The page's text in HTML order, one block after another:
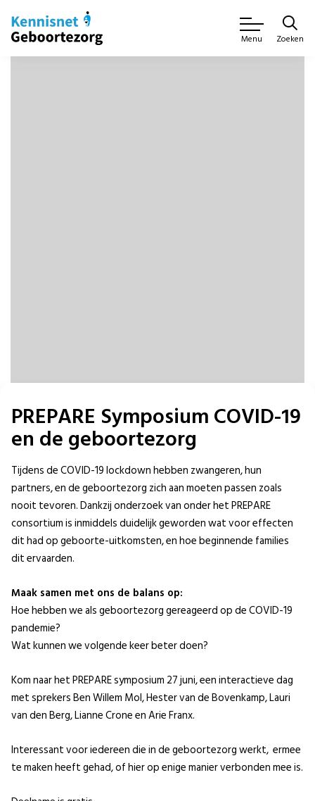
Menu Zoeken
PREPARE Symposium COVID-19
en de geboortezorg
Tijdens de COVID-19 lockdown hebben zwangeren, hun
partners, en de geboortezorg zich aan moeten passen zoals
nooit tevoren. Dankzij onderzoek van onder het PREPARE
consortium is inmiddels duidelijk geworden wat voor effecten
dit had op geboorte-uitkomsten, en hoe beginnende families
dit ervaarden.
Maak samen met ons de balans op:
Hoe hebben we als geboortezorg gereageerd op de COVID-19
pandemie?
Wat kunnen we volgende keer beter doen?
Kom naar het PREPARE symposium 27 juni, een interactieve dag
met sprekers Ben Willem Mol, Hester van de Bovenkamp, Lauri
van den Berg, Lianne Crone en Arie Franx.
Interessant voor iedereen die in de geboortezorg werkt, ermee
te maken heeft gehad, of hier op enige manier verbonden mee is.